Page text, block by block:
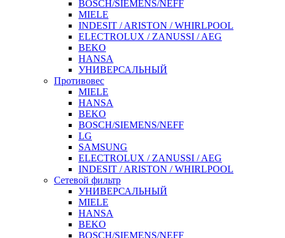
BOSCH/SIEMENS/NEFF
MIELE
INDESIT / ARISTON / WHIRLPOOL
ELECTROLUX / ZANUSSI / AEG
BEKO
HANSA
УНИВЕРСАЛЬНЫЙ
Противовес
MIELE
HANSA
BEKO
BOSCH/SIEMENS/NEFF
LG
SAMSUNG
ELECTROLUX / ZANUSSI / AEG
INDESIT / ARISTON / WHIRLPOOL
Сетевой фильтр
УНИВЕРСАЛЬНЫЙ
MIELE
HANSA
BEKO
BOSCH/SIEMENS/NEFF